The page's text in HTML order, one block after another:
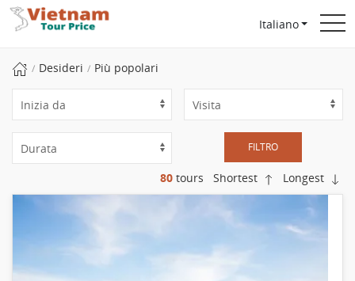
Italiano
Desideri Più popolari
FILTRO
80 tours Shortest Longest